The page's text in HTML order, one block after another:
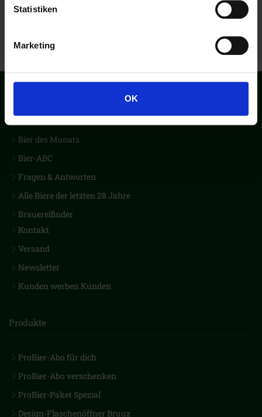
Statistiken
Marketing
OK
Der erste Biercub Deutschlands
Bier des Monats
Bier-ABC
Fragen & Antworten
Alle Biere der letzten 28 Jahre
Brauereifinder
Kontakt
Versand
Newsletter
Kunden werben Kunden
Produkte
ProBier-Abo für dich
ProBier-Abo verschenken
ProBier-Paket Spezial
Design-Flaschenöffner Bruuz